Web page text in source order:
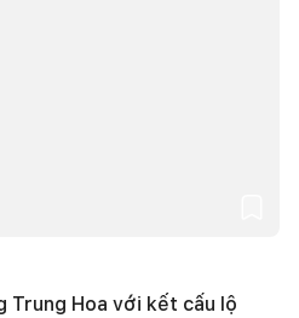
Trung Hoa với kết cấu lộ